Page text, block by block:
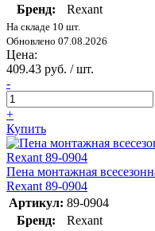
Бренд:
Rexant
На складе 10 шт.
Обновлено 07.08.2026
Цена:
409.43 руб. / шт.
-
+
Купить
Пена монтажная
Rexant 89-0904
Артикул: 89-0904
Бренд:
Rexant